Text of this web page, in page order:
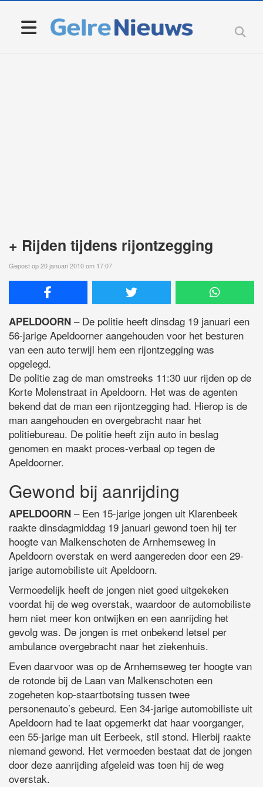
+ Rijden tijdens rijontzegging
Gepost op 20 januari 2010 om 17:07
APELDOORN – De politie heeft dinsdag 19 januari een
56-jarige Apeldoorner aangehouden voor het besturen
van een auto terwijl hem een rijontzegging was
opgelegd.
De politie zag de man omstreeks 11:30 uur rijden op de
Korte Molenstraat in Apeldoorn. Het was de agenten
bekend dat de man een rijontzegging had. Hierop is de
man aangehouden en overgebracht naar het
politiebureau. De politie heeft zijn auto in beslag
genomen en maakt proces-verbaal op tegen de
Apeldoorner.
Gewond bij aanrijding
APELDOORN – Een 15-jarige jongen uit Klarenbeek
raakte dinsdagmiddag 19 januari gewond toen hij ter
hoogte van Malkenschoten de Arnhemseweg in
Apeldoorn overstak en werd aangereden door een 29-
jarige automobiliste uit Apeldoorn.
Vermoedelijk heeft de jongen niet goed uitgekeken
voordat hij de weg overstak, waardoor de automobiliste
hem niet meer kon ontwijken en een aanrijding het
gevolg was. De jongen is met onbekend letsel per
ambulance overgebracht naar het ziekenhuis.
Even daarvoor was op de Arnhemseweg ter hoogte van
de rotonde bij de Laan van Malkenschoten een
zogeheten kop-staartbotsing tussen twee
personenauto’s gebeurd. Een 34-jarige automobiliste uit
Apeldoorn had te laat opgemerkt dat haar voorganger,
een 55-jarige man uit Eerbeek, stil stond. Hierbij raakte
niemand gewond. Het vermoeden bestaat dat de jongen
door deze aanrijding afgeleid was toen hij de weg
overstak.